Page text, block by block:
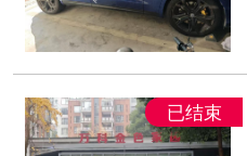
已结束